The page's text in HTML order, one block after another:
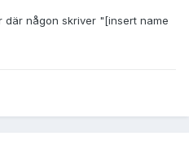
där någon skriver "[insert name